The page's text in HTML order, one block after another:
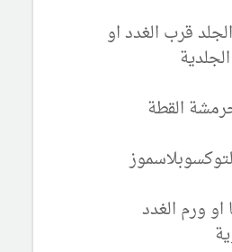
قرب الغدد او
القطة
او ورم الغدد